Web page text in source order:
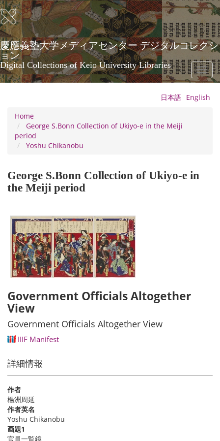
Skip
to
main
content
慶應義塾大学メディアセンター デジタルコレクシ
ョン
Digital Collections of Keio University Libraries
Toggle
日本語 English
Home
George S.Bonn Collection of Ukiyo-e in the Meiji
period
Yoshu Chikanobu
George S.Bonn Collection of Ukiyo-e in
the Meiji period
Government Officials Altogether
View
Government Officials Altogether View
IIIF Manifest
詳細情報
作者
楊洲周延
作者英名
Yoshu Chikanobu
画題1
官員一覧鏡